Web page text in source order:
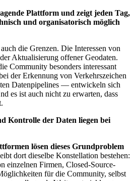
Plattform und zeigt jeden Tag,
und organisatorisch möglich
die Grenzen. Die Interessen von
Aktualisierung offener Geodaten.
Community besonders interessant
der Erkennung von Verkehrszeichen
Datenpipelines — entwickeln sich
es ist auch nicht zu erwarten, dass
Kontrolle der Daten liegen bei
lösen dieses Grundproblem
dort dieselbe Konstellation bestehen:
einzelnen Firmen, Closed-Source-
für die Community, selbst